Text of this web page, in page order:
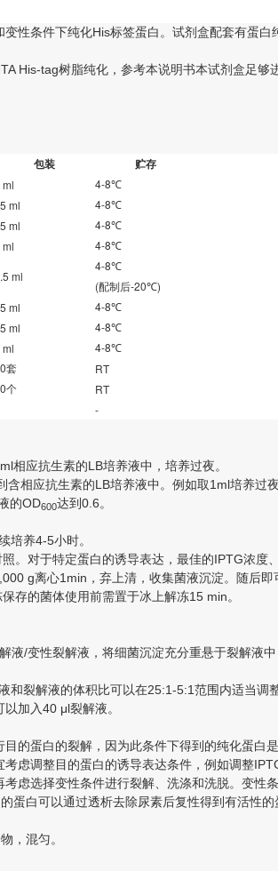
性条件下纯化His标签蛋白。试剂盒配套有蛋
His-tag树脂纯化，参考本说明书本试剂盒足
包装 贮存
ml 4-8℃
ml 4-8℃
ml 4-8℃
ml 4-8℃
ml
4-8℃
(配制后-20℃)
ml 4-8℃
ml 4-8℃
ml 4-8℃
套
RT
个 RT
-
相应抗生素的LB培养液中，培养过夜。
相应抗生素的LB培养液中。例如取1ml培养过
的OD600达到0.6。
培养4-5小时。
。对于特定蛋白的诱导表达，最佳的IPTG浓度
g离心1min，弃上清，收集菌液沉淀。随后即
存的菌体使用前需置于冰上解冻15 min。
液/变性裂解液，将细菌沉淀充分重悬于裂解液
和裂解液的体积比可以在25:1-5:1范围内适当
加入40 μl裂解液。
的蛋白的裂解，因为此条件下得到的纯化蛋白
虑调整目的蛋白的诱导表达条件，例如调整
虑选择变性条件进行裂解、洗涤和洗脱。变性
蛋白可以通过透析去除尿素后复性得到有活性的
，混匀。